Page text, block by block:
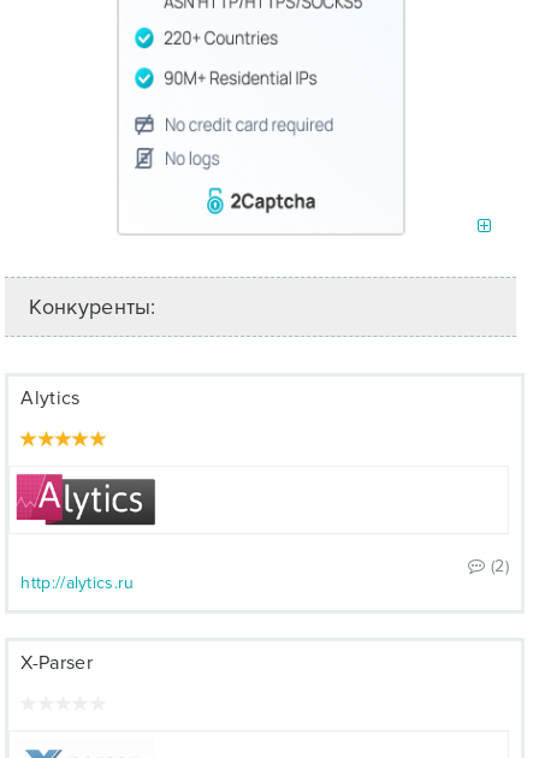
Конкуренты:
Alytics
(2)
http://alytics.ru
X-Parser